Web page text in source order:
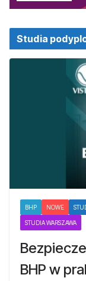
Studia
BHP NOWE
STUDIA WARSZAWA
BHP w